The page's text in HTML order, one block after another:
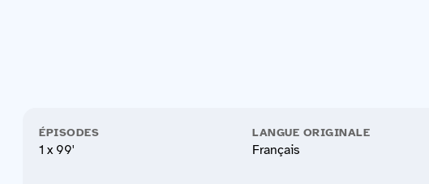
ÉPISODES
1 x 99'
LANGUE ORIGINALE
Français